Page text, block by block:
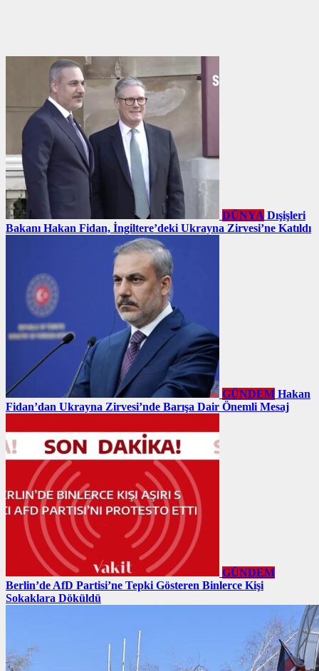
DÜNYA Dışişleri
Bakanı Hakan Fidan, İngiltere’deki Ukrayna Zirvesi’ne Katıldı
GÜNDEM Hakan
Fidan’dan Ukrayna Zirvesi’nde Barışa Dair Önemli Mesaj
GÜNDEM
Berlin’de AfD Partisi’ne Tepki Gösteren Binlerce Kişi
Sokaklara Döküldü